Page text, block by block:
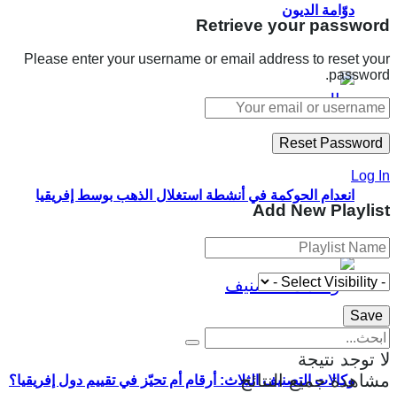
دوّامة الديون
انعدام الحوكمة في أنشطة استغلال الذهب بوسط إفريقيا
وكالات التصنيف الثلاث: أرقام أم تحيّز في تقييم دول إفريقيا؟
Retrieve your password
Please enter your username or email address to reset your
password.
Log In
Add New Playlist
لا توجد نتيجة
مشاهدة جميع النتائج